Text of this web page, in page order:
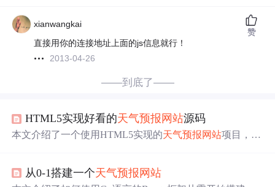
xianwangkai
直接用你的连接地址上面的js信息就行！
2013-04-26
赞
——到底了——
HTML5实现好看的天气预报 网站源码
本文介绍了一个使用HTML5实现的天气预报网站项目，包
同城市的实时天气情况。
从0-1搭建一个天气预报 网站